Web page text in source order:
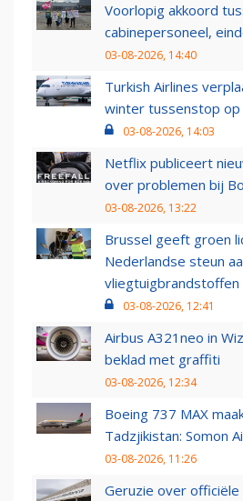
Voorlopig akkoord
cabinepersoneel,
03-08-2026, 14:40
Turkish Airlines
winter tussenstop op
03-08-2026, 14:03
Netflix publiceert
over problemen bij
03-08-2026, 13:22
Brussel geeft groen
Nederlandse steun
vliegtuigbrandstoffen
03-08-2026, 12:41
Airbus A321neo in
beklad met graffiti
03-08-2026, 12:34
Boeing 737 MAX
Tadzjikistan: Somon
03-08-2026, 11:26
Geruzie over officiële